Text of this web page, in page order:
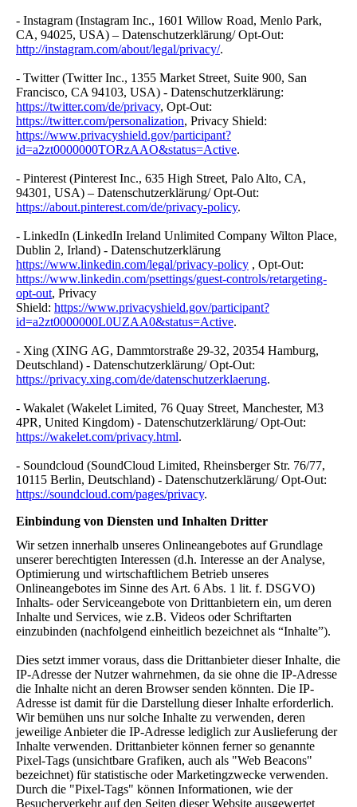
- Instagram (Instagram Inc., 1601 Willow Road, Menlo Park,
CA, 94025, USA) – Datenschutzerklärung/ Opt-Out:
http://instagram.com/about/legal/privacy/.
- Twitter (Twitter Inc., 1355 Market Street, Suite 900, San
Francisco, CA 94103, USA) - Datenschutzerklärung:
https://twitter.com/de/privacy, Opt-Out:
https://twitter.com/personalization, Privacy Shield:
https://www.privacyshield.gov/participant?
id=a2zt0000000TORzAAO&status=Active.
- Pinterest (Pinterest Inc., 635 High Street, Palo Alto, CA,
94301, USA) – Datenschutzerklärung/ Opt-Out:
https://about.pinterest.com/de/privacy-policy.
- LinkedIn (LinkedIn Ireland Unlimited Company Wilton Place,
Dublin 2, Irland) - Datenschutzerklärung
https://www.linkedin.com/legal/privacy-policy , Opt-Out:
https://www.linkedin.com/psettings/guest-controls/retargeting-
opt-out, Privacy
Shield: https://www.privacyshield.gov/participant?
id=a2zt0000000L0UZAA0&status=Active.
- Xing (XING AG, Dammtorstraße 29-32, 20354 Hamburg,
Deutschland) - Datenschutzerklärung/ Opt-Out:
https://privacy.xing.com/de/datenschutzerklaerung.
- Wakalet (Wakelet Limited, 76 Quay Street, Manchester, M3
4PR, United Kingdom) - Datenschutzerklärung/ Opt-Out:
https://wakelet.com/privacy.html.
- Soundcloud (SoundCloud Limited, Rheinsberger Str. 76/77,
10115 Berlin, Deutschland) - Datenschutzerklärung/ Opt-Out:
https://soundcloud.com/pages/privacy.
Einbindung von Diensten und Inhalten Dritter
Wir setzen innerhalb unseres Onlineangebotes auf Grundlage
unserer berechtigten Interessen (d.h. Interesse an der Analyse,
Optimierung und wirtschaftlichem Betrieb unseres
Onlineangebotes im Sinne des Art. 6 Abs. 1 lit. f. DSGVO)
Inhalts- oder Serviceangebote von Drittanbietern ein, um deren
Inhalte und Services, wie z.B. Videos oder Schriftarten
einzubinden (nachfolgend einheitlich bezeichnet als “Inhalte”).
Dies setzt immer voraus, dass die Drittanbieter dieser Inhalte, die
IP-Adresse der Nutzer wahrnehmen, da sie ohne die IP-Adresse
die Inhalte nicht an deren Browser senden könnten. Die IP-
Adresse ist damit für die Darstellung dieser Inhalte erforderlich.
Wir bemühen uns nur solche Inhalte zu verwenden, deren
jeweilige Anbieter die IP-Adresse lediglich zur Auslieferung der
Inhalte verwenden. Drittanbieter können ferner so genannte
Pixel-Tags (unsichtbare Grafiken, auch als "Web Beacons"
bezeichnet) für statistische oder Marketingzwecke verwenden.
Durch die "Pixel-Tags" können Informationen, wie der
Besucherverkehr auf den Seiten dieser Website ausgewertet